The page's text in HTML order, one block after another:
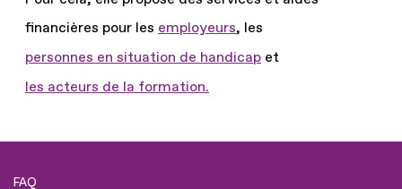
financières pour les employeurs, les
personnes en situation de handicap et
les acteurs de la formation.
FAQ